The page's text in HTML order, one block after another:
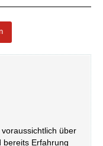
über
bereits Erfahrung